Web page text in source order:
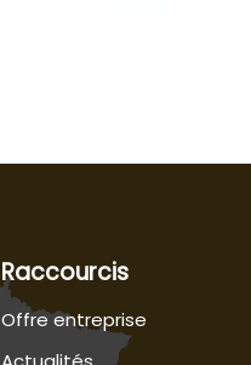
Raccourcis
Offre entreprise